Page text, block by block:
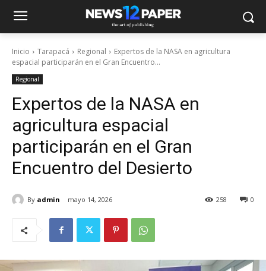
Inicio Tarapacá Regional
Expertos de la NASA en agricultura
espacial participarán en el Gran Encuentro...
Regional
Expertos de la NASA en
agricultura espacial
participarán en el Gran
Encuentro del Desierto
By admin mayo 14, 2026 0
258